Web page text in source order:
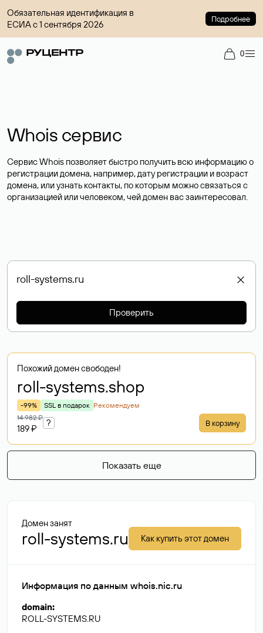
Обязательная идентификация в
ЕСИА с 1 сентября 2026
Подробнее
0
Whois сервис
Сервис Whois позволяет быстро получить всю информацию о
регистрации домена, например, дату регистрации и возраст
домена, или узнать контакты, по которым можно связаться с
организацией или человеком, чей домен вас заинтересовал.
Проверить
Похожий домен свободен!
roll-systems.shop
-99% SSL в подарок Рекомендуем
14 982 ₽
189 ₽
? В корзину
Показать еще
Домен занят
roll-systems.ru Как купить этот домен
Информация по данным whois.nic.ru
domain:
ROLL-SYSTEMS.RU